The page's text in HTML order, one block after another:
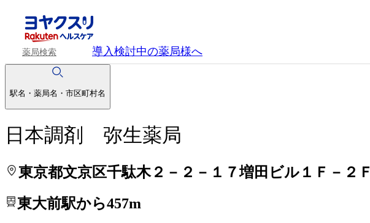
薬局検索 導入検討中の薬局様へ
駅名・薬局名・市区町村名
日本調剤 弥生薬局
東京都文京区千駄木２－２－１７増田ビル１Ｆ－２Ｆ
東大前駅から457m
処方せんを送って待ち時間を短く！
処方せんを送って待ち時間を短く！